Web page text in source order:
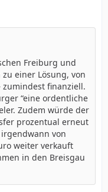
Freiburg und
einer Lösung, von
finanziell.
“eine ordentliche
Zudem würde der
prozentual erneut
von
weiter verkauft
in den Breisgau